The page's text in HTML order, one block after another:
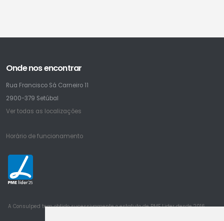
Onde nos encontrar
Rua Francisco Sá Carneiro 11
2900-379 Setúbal
Ver todas as localizações
Horário de funcionamento
25
A Consulped tem obtido sucessivamente o estatuto de PME Lider desde 2016